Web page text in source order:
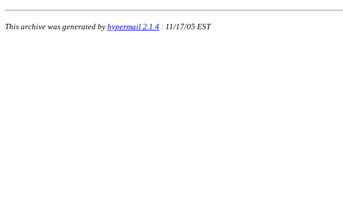
This archive was generated by hypermail 2.1.4 : 11/17/05 EST